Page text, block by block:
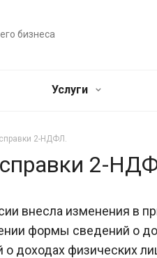
бизнеса
Услуги
2-НДФЛ.
2-
внесла изменения в
формы сведений о
о доходах физических